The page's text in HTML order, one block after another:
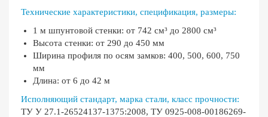
Технические характеристики, спецификация, размеры:
1 м шпунтовой стенки: от 742 см³ до 2800 см³
Высота стенки: от 290 до 450 мм
Ширина профиля по осям замков: 400, 500, 600, 750
мм
Длина: от 6 до 42 м
Исполняющий стандарт, марка стали, класс прочности:
ТУ У 27.1-26524137-1375:2008, ТУ 0925-008-00186269-